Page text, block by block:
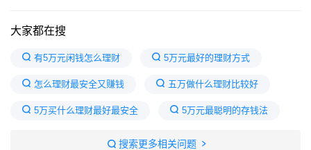
大家都在搜
有5万元闲钱怎么理财 5万元最好的理财方式
怎么理财最安全又赚钱 五万做什么理财比较好
5万买什么理财最好最安全 5万元最聪明的存钱法
5千元怎么理财收益最大
搜索更多相关问题